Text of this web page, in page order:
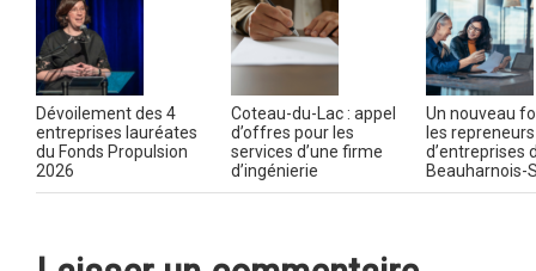
Dévoilement des 4
entreprises lauréates
du Fonds Propulsion
2026
Coteau-du-Lac : appel
d’offres pour les
services d’une firme
d’ingénierie
Un nouveau
les repreneurs
d’entreprises
Beauharnois-